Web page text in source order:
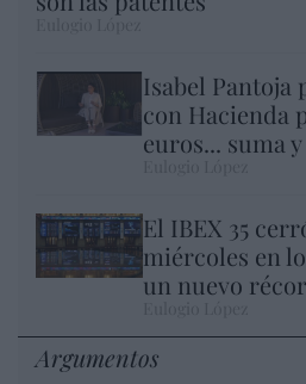
Isabel Pantoja
con Hacienda
euros... suma
El IBEX 35
miércoles en
un nuevo
Argumentos